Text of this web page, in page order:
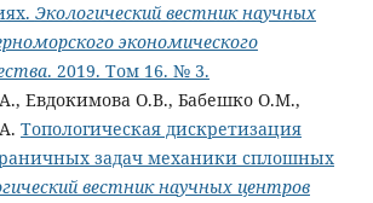
Экологический вестник научных
экономического
. 2019. Том 16. № 3.
Евдокимова О.В., Бабешко О.М.,
Топологическая дискретизация
задач механики сплошных
вестник научных центров